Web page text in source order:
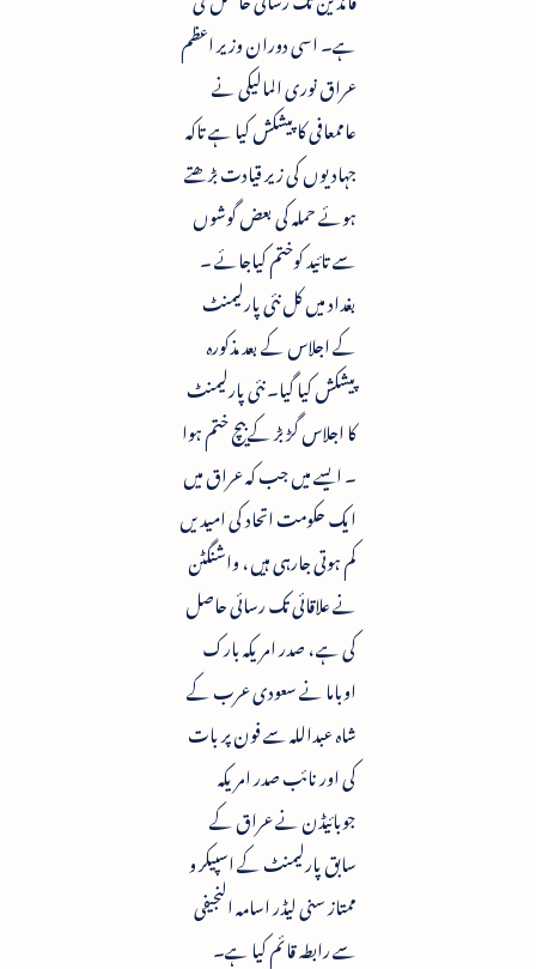
ہے۔ اسی دوران وزیر اعظم
عراق نوری المالیکی نے
عاممعافی کا پیشکش کیا ہے تاکہ
جہادیوں کی زیر قیادت بڑھتے
ہوئے حملہ کی بعض گوشوں
سے تائید کوختم کیاجائے ۔
بغداد میں کل نئی پارلیمنٹ
کے اجلاس کے بعد مذکورہ
پیشکش کیا گیا۔ نئی پارلیمنٹ
کا اجلاس گڑ بڑ کے بیچ ختم ہوا
۔ ایسے میں جب کہ عراق میں
ایک حکومت اتحاد کی امیدیں
کم ہوتی جارہی ہیں ، واشنگٹن
نے علاقائی تک رسائی حاصل
کی ہے ، صدر امریکہ بارک
اوباما نے سعودی عرب کے
شاہ عبداللہ سے فون پر بات
کی اور نائب صدر امریکہ
جوبائیڈن نے عراق کے
سابق پارلیمنٹ کے اسپیکر و
ممتاز سنی لیڈر اسامہ النجیفی
سے رابطہ قائم کیا ہے۔